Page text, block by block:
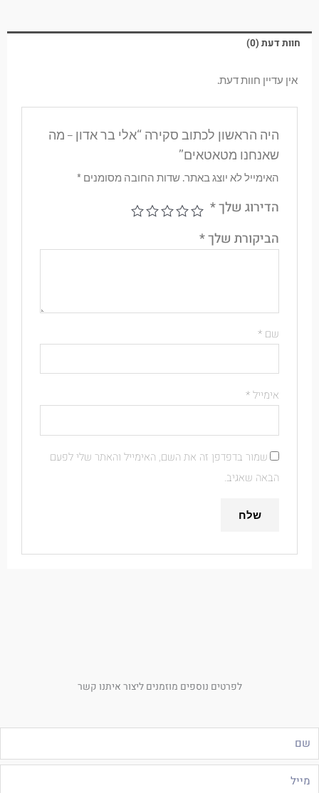
חוות דעת (0)
אין עדיין חוות דעת.
היה הראשון לכתוב סקירה “אלי בר אדון – מה
שאנחנו מטאטאים”
האימייל לא יוצג באתר. שדות החובה מסומנים*
הדירוג שלך*
הביקורת שלך*
שם *
אימייל*
שמור בדפדפן זה את השם, האימייל והאתר שלי לפעם
הבאה שאגיב.
לפרטים נוספים מוזמנים ליצור איתנו קשר